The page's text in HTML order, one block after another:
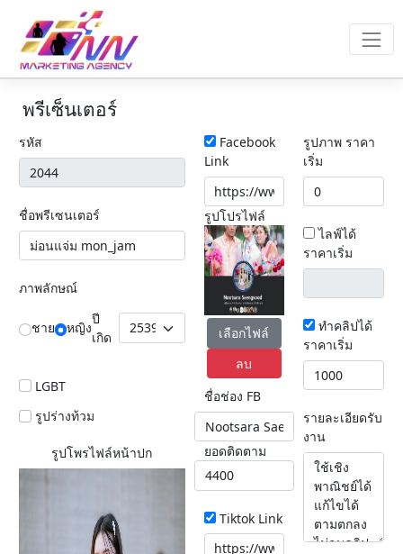
พรีเซ็นเตอร์
รหัส
ชื่อพรีเซนเตอร์
ภาพลักษณ์
ชาย หญิง
ปี
เกิด
LGBT
รูปร่างท้วม
รูปโพรไฟล์หน้าปก
Facebook
Link
รูปโปรไฟล์
เลือกไฟล์
ลบ
ชื่อช่อง FB
ยอดติดตาม
Tiktok Link
รูปภาพ ราคา
เริ่ม
ไลฟ์ได้
ราคาเริ่ม
ทำคลิปได้
ราคาเริ่ม
รายละเอียดรับ
งาน